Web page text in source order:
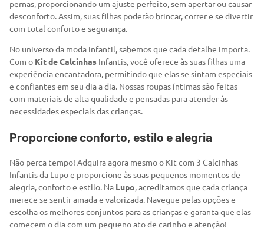
pernas, proporcionando um ajuste perfeito, sem apertar ou causar
desconforto. Assim, suas filhas poderão brincar, correr e se divertir
com total conforto e segurança.
No universo da moda infantil, sabemos que cada detalhe importa.
Com o Kit de Calcinhas Infantis, você oferece às suas filhas uma
experiência encantadora, permitindo que elas se sintam especiais
e confiantes em seu dia a dia. Nossas roupas íntimas são feitas
com materiais de alta qualidade e pensadas para atender às
necessidades especiais das crianças.
Proporcione conforto, estilo e alegria
Não perca tempo! Adquira agora mesmo o Kit com 3 Calcinhas
Infantis da Lupo e proporcione às suas pequenos momentos de
alegria, conforto e estilo. Na Lupo, acreditamos que cada criança
merece se sentir amada e valorizada. Navegue pelas opções e
escolha os melhores conjuntos para as crianças e garanta que elas
comecem o dia com um pequeno ato de carinho e atenção!